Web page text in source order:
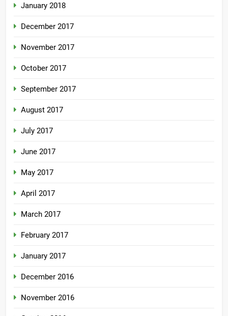
January 2018
December 2017
November 2017
October 2017
September 2017
August 2017
July 2017
June 2017
May 2017
April 2017
March 2017
February 2017
January 2017
December 2016
November 2016